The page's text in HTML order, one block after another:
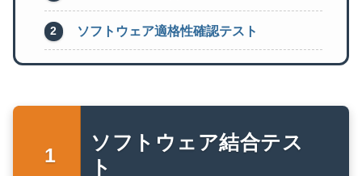
ソフトウェア適格性確認テスト
ソフトウェア結合テス
ト